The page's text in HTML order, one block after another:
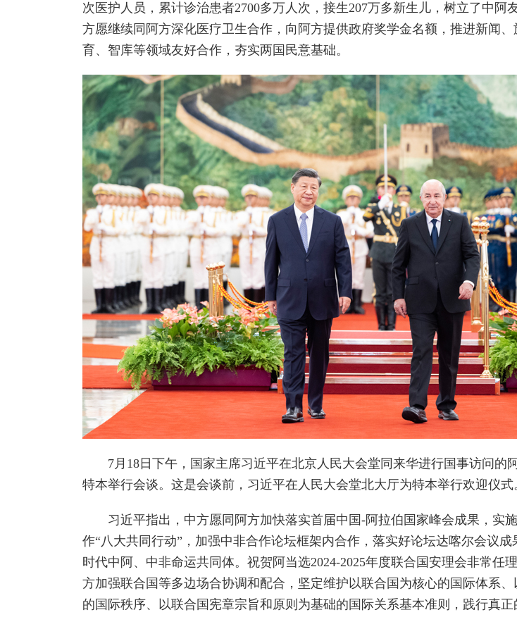
次医护人员，累计诊治患者2700多万人次，接生207万多新生儿，树立了中阿
方愿继续同阿方深化医疗卫生合作，向阿方提供政府奖学金名额，推进新闻
育、智库等领域友好合作，夯实两国民意基础。
7月18日下午，国家主席习近平在北京人民大会堂同来华进行国事访问的
特本举行会谈。这是会谈前，习近平在人民大会堂北大厅为特本举行欢迎仪式
习近平指出，中方愿同阿方加快落实首届中国-阿拉伯国家峰会成果，实
作“八大共同行动”，加强中非合作论坛框架内合作，落实好论坛达喀尔会议成
时代中阿、中非命运共同体。祝贺阿当选2024-2025年度联合国安理会非常任
方加强联合国等多边场合协调和配合，坚定维护以联合国为核心的国际体系
的国际秩序、以联合国宪章宗旨和原则为基础的国际关系基本准则，践行真